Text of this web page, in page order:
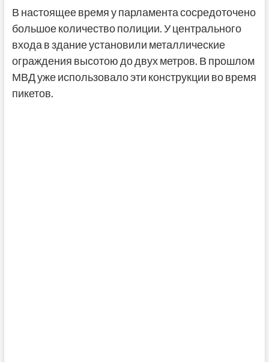
В настоящее время у парламента сосредоточено
большое количество полиции. У центрального
входа в здание установили металлические
ограждения высотою до двух метров. В прошлом
МВД уже использовало эти конструкции во время
пикетов.